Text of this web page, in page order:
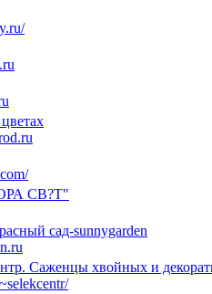
СВ?Т"
сад-sunnygarden
Саженцы хвойных и